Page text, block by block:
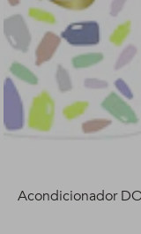
Acondicionador